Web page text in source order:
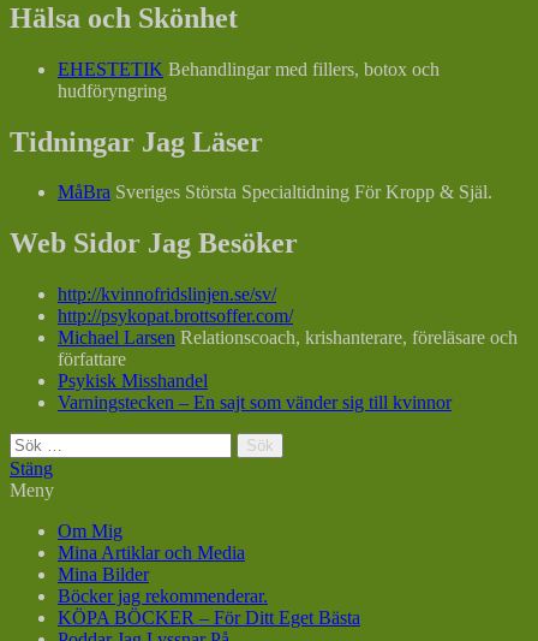
Hälsa och Skönhet
EHESTETIK Behandlingar med fillers, botox och
hudföryngring
Tidningar Jag Läser
MåBra Sveriges Största Specialtidning För Kropp & Själ.
Web Sidor Jag Besöker
http://kvinnofridslinjen.se/sv/
http://psykopat.brottsoffer.com/
Michael Larsen Relationscoach, krishanterare, föreläsare och
författare
Psykisk Misshandel
Varningstecken – En sajt som vänder sig till kvinnor
Sök
efter:
Stäng
Meny
Om Mig
Mina Artiklar och Media
Mina Bilder
Böcker jag rekommenderar.
KÖPA BÖCKER – För Ditt Eget Bästa